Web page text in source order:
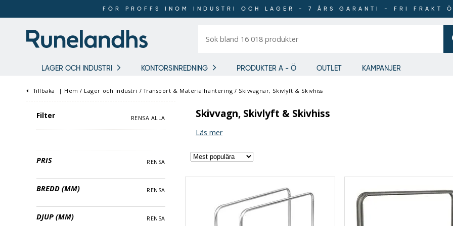
FÖR PROFFS INOM INDUSTRI OCH LAGER - 7 ÅRS GARANTI - FRI FRAKT
bland
LAGER OCH INDUSTRI KONTORSINREDNING PRODUKTER A - Ö OUTLET KAMPANJER
Tillbaka | Hem / Lager och industri /Transport & Materialhantering / Skivvagnar, Skivlyft & Skivhiss
Skivvagn, Skivlyft & Skivhiss
Läs mer
Filter RENSA ALLA
PRIS RENSA
BREDD (MM) RENSA
DJUP (MM) RENSA
Order
by